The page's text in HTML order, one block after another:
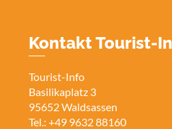
Kontakt Tourist-
Tourist-Info
Basilikaplatz 3
95652 Waldsassen
Tel.: +49 9632 88160